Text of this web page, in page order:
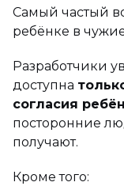
Самый частый
ребёнке в
Разработчики
доступна
согласия
посторонние
получают.
Кроме того: